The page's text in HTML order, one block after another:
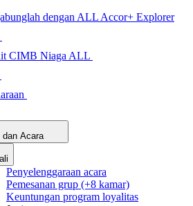
dengan ALL Accor+ Explorer
CIMB Niaga ALL
dan Acara
Penyelenggaraan acara
Pemesanan grup (+8 kamar)
Keuntungan program loyalitas